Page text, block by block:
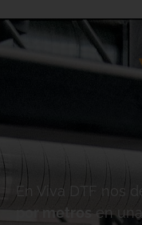
En Viva DTF nos
por metros
en